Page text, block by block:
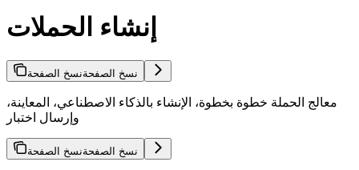
إنشاء الحملات
نسخ الصفحةنسخ الصفحة
معالج الحملة خطوة بخطوة، الإنشاء بالذكاء الاصطناعي، المعاينة،
وإرسال اختبار
نسخ الصفحةنسخ الصفحة